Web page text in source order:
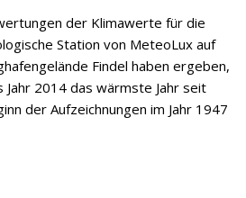
der Klimawerte für die
Station von MeteoLux auf
Findel haben ergeben,
Jahr 2014 das wärmste Jahr seit
der Aufzeichnungen im Jahr 1947